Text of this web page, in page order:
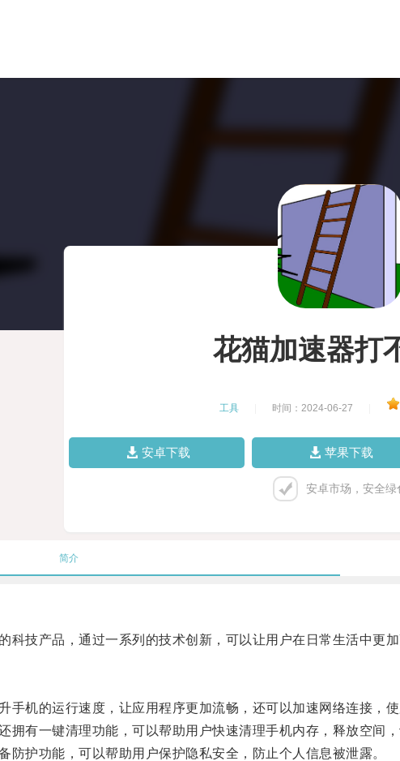
花猫加速器打
工具 时间：2024-06-27
安卓下载 苹果下载
安卓市场，安全绿
简介
技产品，通过一系列的技术创新，可以让用户在日常生活中更加
机的运行速度，让应用程序更加流畅，还可以加速网络连接，使
有一键清理功能，可以帮助用户快速清理手机内存，释放空间，
护功能，可以帮助用户保护隐私安全，防止个人信息被泄露。